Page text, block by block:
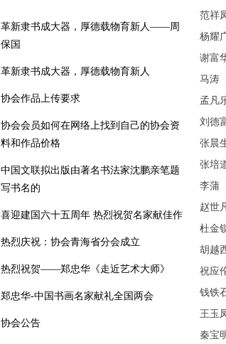
革新隶书成大器，厚德载物育新人——周
保国
革新隶书成大器，厚德载物育新人
协会作品上传要求
协会会员如何在网络上找到自己的协会资
料和作品价格
中国文联拟出版由著名书法家沈鹏亲笔题
写书名的
喜迎建国六十五周年 热烈祝贺名家献佳作
热烈庆祝：协会青海省分会成立
热烈祝贺——郑忠华《走近艺术大师》
郑忠华-中国书画名家献礼全国两会
协会公告
范祥
杨耀
谢富
马涛
孟凡
刘德
张晨
张培
李蒲
赵世
杜金
胡越
祝应
钱铁
王玉
秦宝